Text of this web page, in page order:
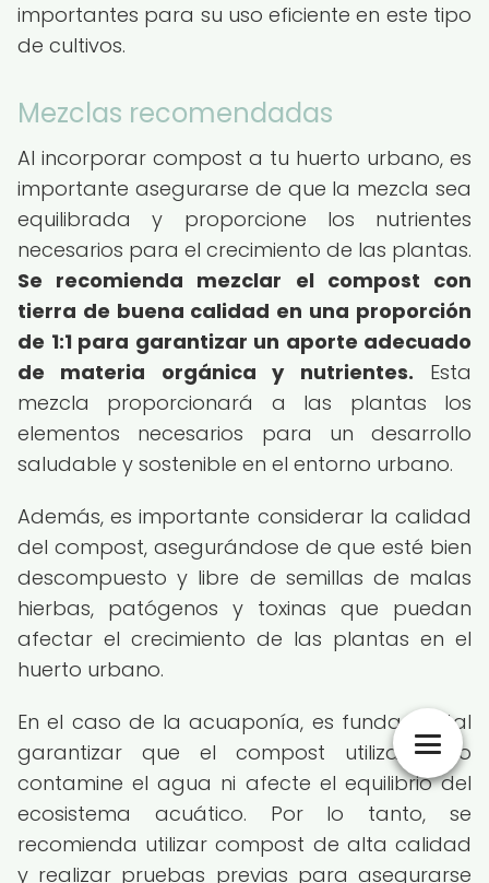
importantes para su uso eficiente en este tipo
de cultivos.
Mezclas recomendadas
Al incorporar compost a tu huerto urbano, es
importante asegurarse de que la mezcla sea
equilibrada y proporcione los nutrientes
necesarios para el crecimiento de las plantas.
Se recomienda mezclar el compost con
tierra de buena calidad en una proporción
de 1:1 para garantizar un aporte adecuado
de materia orgánica y nutrientes. Esta
mezcla proporcionará a las plantas los
elementos necesarios para un desarrollo
saludable y sostenible en el entorno urbano.
Además, es importante considerar la calidad
del compost, asegurándose de que esté bien
descompuesto y libre de semillas de malas
hierbas, patógenos y toxinas que puedan
afectar el crecimiento de las plantas en el
huerto urbano.
En el caso de la acuaponía, es fundamental
garantizar que el compost utilizado no
contamine el agua ni afecte el equilibrio del
ecosistema acuático. Por lo tanto, se
recomienda utilizar compost de alta calidad
y realizar pruebas previas para asegurarse